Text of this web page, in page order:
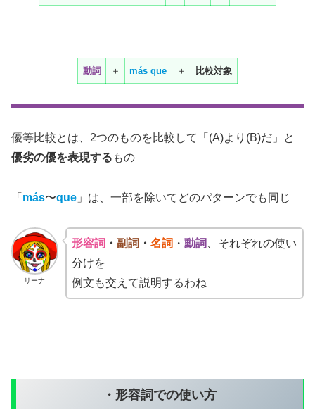
動詞 ＋ más que ＋ 比較対象
優等比較とは、2つのものを比較して「(A)より(B)だ」と
優劣の優を表現する もの
「 más〜que 」は、一部を除いてどのパターンでも同じ
リーナ
形容詞 ・ 副詞 ・ 名詞 ・ 動詞 、それぞれの使い
分けを
例文も交えて説明するわね
・形容詞での使い方